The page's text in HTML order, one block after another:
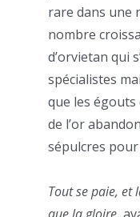
rare dans une
nombre
d’orvietan qui
spécialistes
que les
de l’or
sépulcres
Tout se paie, et